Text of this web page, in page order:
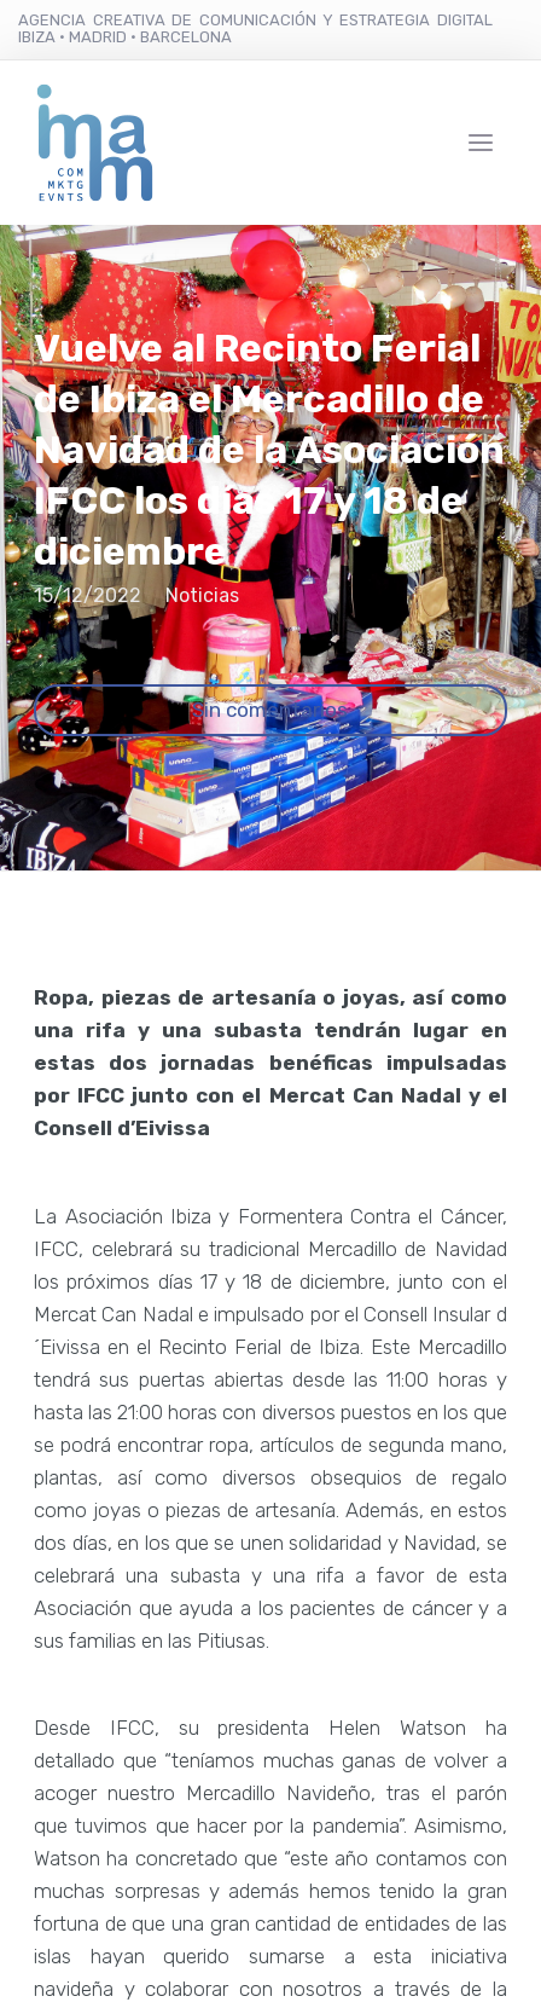
AGENCIA CREATIVA DE COMUNICACIÓN Y ESTRATEGIA DIGITAL
IBIZA · MADRID · BARCELONA
Vuelve al Recinto Ferial
de Ibiza el Mercadillo de
Navidad de la Asociación
IFCC los días 17 y 18 de
diciembre
15/12/2022 Noticias
Sin comentarios
Ropa, piezas de artesanía o joyas, así como
una rifa y una subasta tendrán lugar en
estas dos jornadas benéficas impulsadas
por IFCC junto con el Mercat Can Nadal y el
Consell d’Eivissa
La Asociación Ibiza y Formentera Contra el Cáncer,
IFCC, celebrará su tradicional Mercadillo de Navidad
los próximos días 17 y 18 de diciembre, junto con el
Mercat Can Nadal e impulsado por el Consell Insular d
´Eivissa en el Recinto Ferial de Ibiza. Este Mercadillo
tendrá sus puertas abiertas desde las 11:00 horas y
hasta las 21:00 horas con diversos puestos en los que
se podrá encontrar ropa, artículos de segunda mano,
plantas, así como diversos obsequios de regalo
como joyas o piezas de artesanía. Además, en estos
dos días, en los que se unen solidaridad y Navidad, se
celebrará una subasta y una rifa a favor de esta
Asociación que ayuda a los pacientes de cáncer y a
sus familias en las Pitiusas.
Desde IFCC, su presidenta Helen Watson ha
detallado que “teníamos muchas ganas de volver a
acoger nuestro Mercadillo Navideño, tras el parón
que tuvimos que hacer por la pandemia”. Asimismo,
Watson ha concretado que “este año contamos con
muchas sorpresas y además hemos tenido la gran
fortuna de que una gran cantidad de entidades de las
islas hayan querido sumarse a esta iniciativa
navideña y colaborar con nosotros a través de la